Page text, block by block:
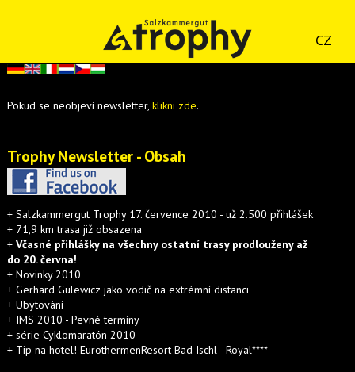
CZ
Pokud se neobjeví newsletter, klikni zde.
Trophy Newsletter - Obsah
+ Salzkammergut Trophy 17. července 2010 - už 2.500 přihlášek
+ 71,9 km trasa již obsazena
+ Včasné přihlášky na všechny ostatní trasy prodlouženy až
do 20. června!
+ Novinky 2010
+ Gerhard Gulewicz jako vodič na extrémní distanci
+ Ubytování
+ IMS 2010 - Pevné termíny
+ série Cyklomaratón 2010
+ Tip na hotel! EurothermenResort Bad Ischl - Royal****